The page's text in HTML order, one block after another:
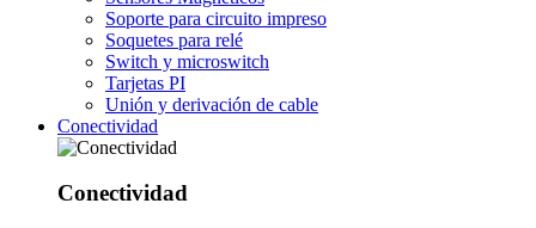
Soporte para circuito impreso
Soquetes para relé
Switch y microswitch
Tarjetas PI
Unión y derivación de cable
Conectividad
Conectividad